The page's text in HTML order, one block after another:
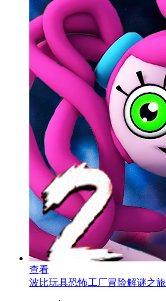
查看
波比玩具恐怖工厂冒险解谜之旅